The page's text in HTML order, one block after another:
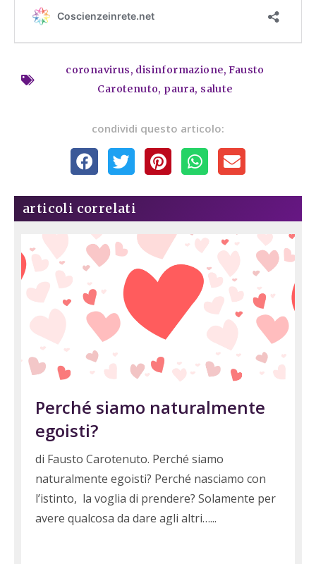
coronavirus, disinformazione,Fausto
Carotenuto, paura, salute
condividi questo articolo:
articoli correlati
Perché siamo naturalmente
egoisti?
di Fausto Carotenuto. Perché siamo
naturalmente egoisti? Perché nasciamo con
l’istinto, la voglia di prendere? Solamente per
avere qualcosa da dare agli altri…